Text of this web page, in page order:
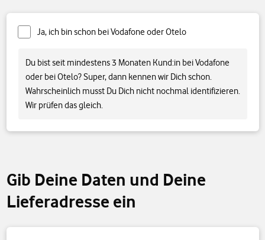
Ja, ich bin schon bei Vodafone oder Otelo
Du bist seit mindestens 3 Monaten Kund:in bei Vodafone
oder bei Otelo? Super, dann kennen wir Dich schon.
Wahrscheinlich musst Du Dich nicht nochmal identifizieren.
Wir prüfen das gleich.
Gib Deine Daten und Deine
Lieferadresse ein